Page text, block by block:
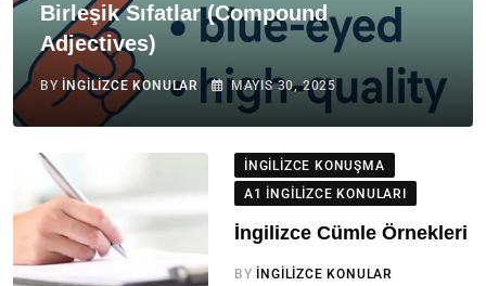
Birleşik Sıfatlar (Compound
Adjectives)
BY İNGILIZCE KONULAR MAYIS 30, 2025
İNGILIZCE KONUŞMA
A1 İNGILIZCE KONULARI
İngilizce Cümle Örnekleri
BY
İNGILIZCE KONULAR